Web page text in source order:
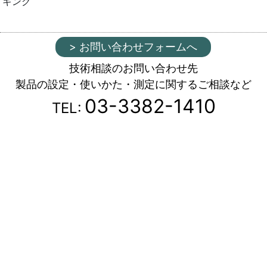
> お問い合わせフォームへ
技術相談のお問い合わせ先
製品の設定・使いかた・測定に関するご相談など
TEL: 03-3382-1410